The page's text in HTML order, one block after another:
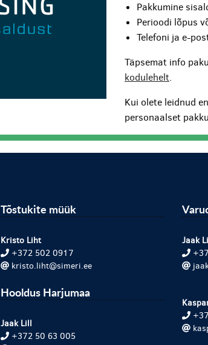
Pakkumine
Perioodi lõpus
Telefoni ja e-
Täpsemat info
kodulehelt.
Kui olete leidnud
personaalset
Tõstukite müük
Kristo Liht
+372 502 0917
kristo.liht@simeri.ee
Hooldus Harjumaa
Jaak Lill
+372 50 63 005
Jaak